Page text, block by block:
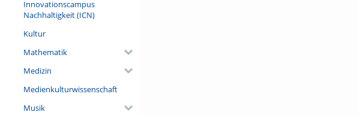
Innovationscampus
Nachhaltigkeit (ICN)
Kultur
Mathematik
Medizin
Medienkulturwissenschaft
Musik